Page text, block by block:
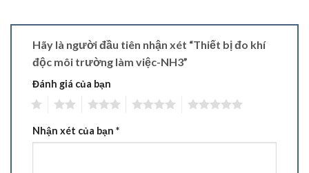
Hãy là người đầu tiên nhận xét “Thiết bị đo khí
độc môi trường làm việc-NH3”
Đánh giá của bạn
Nhận xét của bạn *